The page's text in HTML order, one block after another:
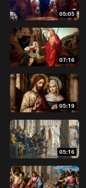
05:05
07:16
05:19
05:16